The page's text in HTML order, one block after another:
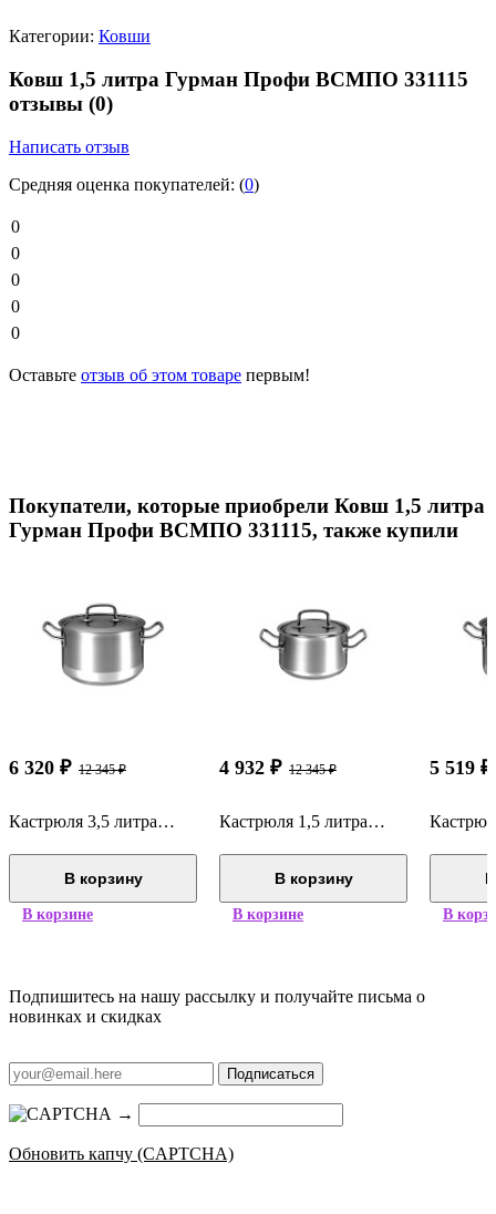
Категории: Ковши
Ковш 1,5 литра Гурман Профи ВСМПО 331115
отзывы (0)
Написать отзыв
Средняя оценка покупателей: (0)
0
0
0
0
0
Оставьте отзыв об этом товаре первым!
Покупатели, которые приобрели Ковш 1,5 литра
Гурман Профи ВСМПО 331115, также купили
6 320 ₽ 12 345₽
Кастрюля 3,5 литра Гурман Профи ВСМПО 330335
В корзину
В корзине
4 932 ₽ 12 345₽
Кастрюля 1,5 литра Гурман Профи ВСМПО 330315
В корзину
В корзине
5 519 ₽
В
Подпишитесь на нашу рассылку и получайте письма о
новинках и скидках
Подписаться
→
Обновить капчу (CAPTCHA)